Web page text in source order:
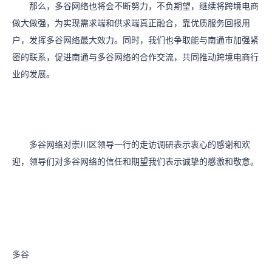
那么，多谷网络也将会不断努力，不负期望，继续将跨境电商
做大做强，为实现需求端和供求端真正融合，靠优质服务回报用
户，发挥多谷网络最大效力。同时，我们也争取能与南通市加强紧
密的联系，促进南通与多谷网络的合作交流，共同推动跨境电商行
业的发展。
多谷网络对崇川区领导一行的走访调研表示衷心的感谢和欢
迎，领导们对多谷网络的信任和期望我们表示诚挚的感激和敬意。
多谷